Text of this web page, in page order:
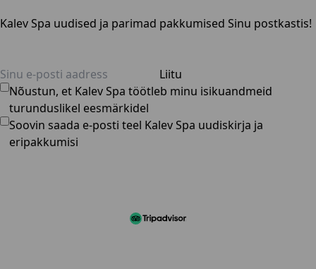
Kalev Spa uudised ja parimad pakkumised Sinu postkastis!
Liitu
Nõustun, et Kalev Spa töötleb minu isikuandmeid
turunduslikel eesmärkidel
Soovin saada e-posti teel Kalev Spa uudiskirja ja
eripakkumisi